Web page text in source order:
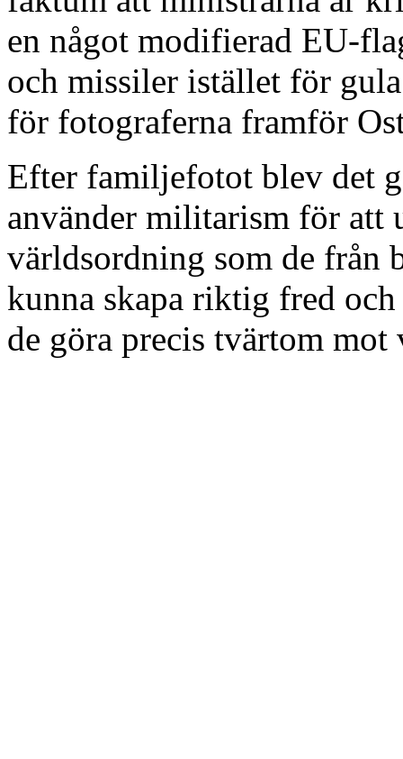
en något modifierad EU-
och missiler istället för
för fotograferna framför
Efter familjefotot blev det
använder militarism för att
världsordning som de från
kunna skapa riktig fred
de göra precis tvärtom mot